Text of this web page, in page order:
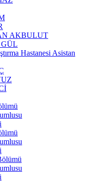
AKBULUT
Hastanesi Asistan